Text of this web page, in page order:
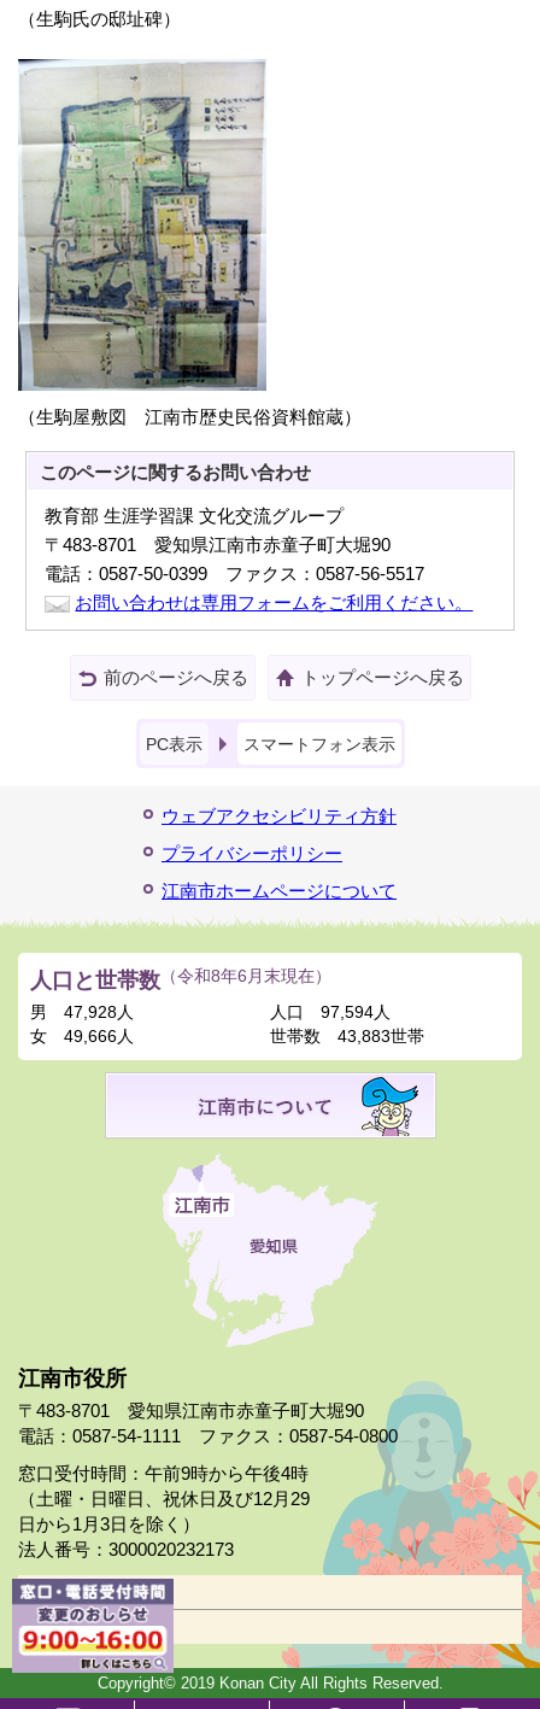
（生駒氏の邸址碑）
（生駒屋敷図 江南市歴史民俗資料館蔵）
このページに関するお問い合わせ
教育部 生涯学習課 文化交流グループ
〒483-8701 愛知県江南市赤童子町大堀90
電話：0587-50-0399 ファクス：0587-56-5517
お問い合わせは専用フォームをご利用ください。
前のページへ戻る トップページへ戻る
PC表示 スマートフォン表示
ウェブアクセシビリティ方針
プライバシーポリシー
江南市ホームページについて
江南市役所
〒483-8701 愛知県江南市赤童子町大堀90
電話：0587-54-1111 ファクス：0587-54-0800
窓口受付時間：午前9時から午後4時
（土曜・日曜日、祝休日及び12月29
日から1月3日を除く）
法人番号：3000020232173
市役所案内
日曜市役所
人口と世帯数 （令和8年6月末現在）
男
47,928人
女
49,666人
人口
97,594人
世帯数
43,883世帯
Copyright© 2019 Konan City All Rights Reserved.